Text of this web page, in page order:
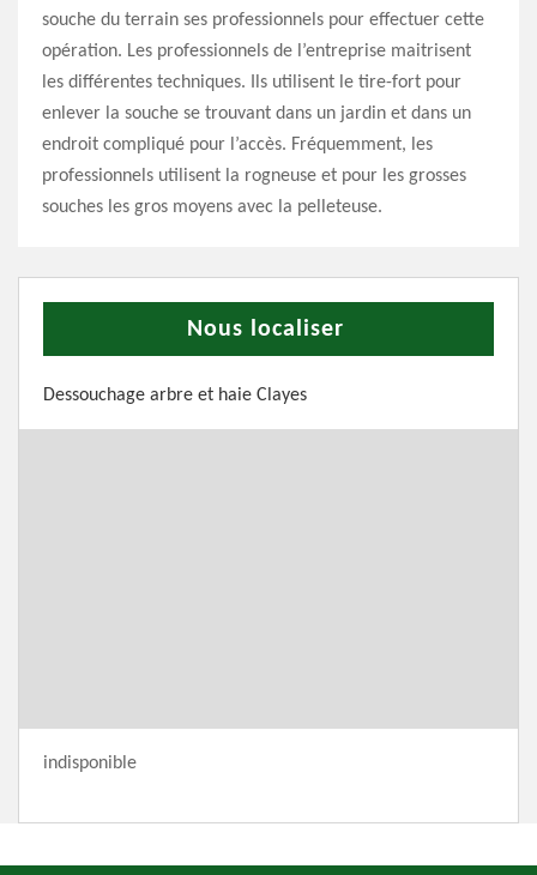
souche du terrain ses professionnels pour effectuer cette
opération. Les professionnels de l’entreprise maitrisent
les différentes techniques. Ils utilisent le tire-fort pour
enlever la souche se trouvant dans un jardin et dans un
endroit compliqué pour l’accès. Fréquemment, les
professionnels utilisent la rogneuse et pour les grosses
souches les gros moyens avec la pelleteuse.
Nous localiser
Dessouchage arbre et haie Clayes
indisponible